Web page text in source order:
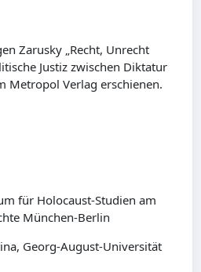
Zarusky „Recht, Unrecht
Justiz zwischen Diktatur
Metropol Verlag erschienen.
für Holocaust-Studien am
München-Berlin
Georg-August-Universität